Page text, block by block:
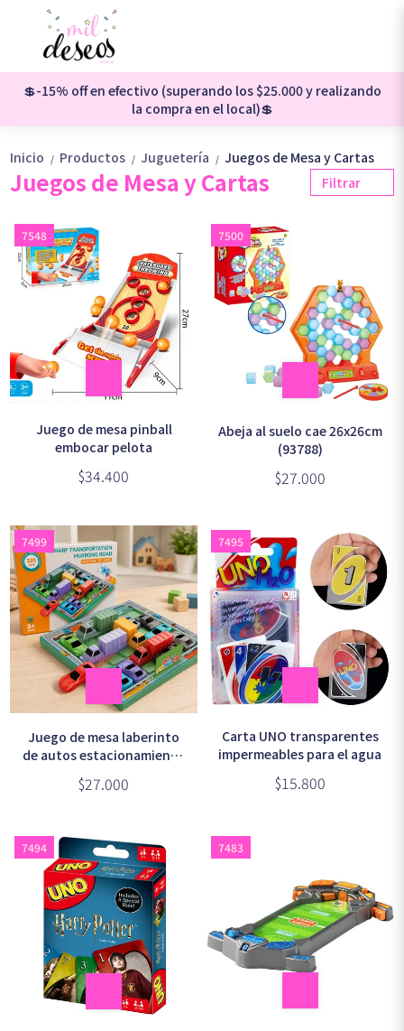
💲-15% off en efectivo (superando los $25.000 y realizando
la compra en el local)💲
Inicio / Productos / Juguetería / Juegos de Mesa y Cartas
Juegos de Mesa y Cartas Filtrar
7548
Juego de mesa pinball
embocar pelota
$34.400
7500
Abeja al suelo cae 26x26cm
(93788)
$27.000
7499
Juego de mesa laberinto
de autos estacionamiento
$27.000
7495
Carta UNO transparentes
impermeables para el agua
$15.800
7494 7483